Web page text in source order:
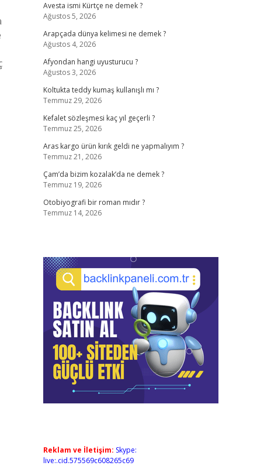
Avesta ismi Kürtçe ne demek ?
Ağustos 5, 2026
Arapçada dünya kelimesi ne demek ?
Ağustos 4, 2026
Afyondan hangi uyusturucu ?
Ağustos 3, 2026
Koltukta teddy kumaş kullanışlı mı ?
Temmuz 29, 2026
Kefalet sözleşmesi kaç yıl geçerli ?
Temmuz 25, 2026
Aras kargo ürün kırık geldi ne yapmalıyım ?
Temmuz 21, 2026
Çam’da bizim kozalak’da ne demek ?
Temmuz 19, 2026
Otobiyografi bir roman mıdır ?
Temmuz 14, 2026
Reklam ve İletişim: Skype:
live:.cid.575569c608265c69